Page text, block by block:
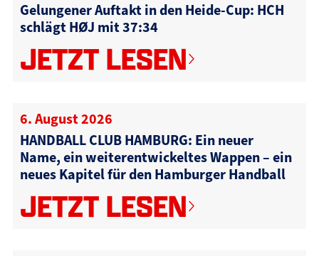
Gelungener Auftakt in den Heide-Cup: HCH
schlägt HØJ mit 37:34
JETZT LESEN
6. August 2026
HANDBALL CLUB HAMBURG: Ein neuer
Name, ein weiterentwickeltes Wappen – ein
neues Kapitel für den Hamburger Handball
JETZT LESEN